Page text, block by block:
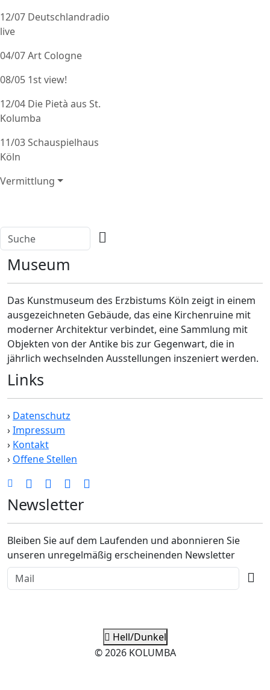
12/07 Deutschlandradio
live
04/07 Art Cologne
08/05 1st view!
12/04 Die Pietà aus St.
Kolumba
11/03 Schauspielhaus
Köln
Vermittlung
Museum
Das Kunstmuseum des Erzbistums Köln zeigt in einem
ausgezeichneten Gebäude, das eine Kirchenruine mit
moderner Architektur verbindet, eine Sammlung mit
Objekten von der Antike bis zur Gegenwart, die in
jährlich wechselnden Ausstellungen inszeniert werden.
Links
› Datenschutz
›Impressum
› Kontakt
› Offene Stellen
Newsletter
Bleiben Sie auf dem Laufenden und abonnieren Sie
unseren unregelmäßig erscheinenden Newsletter
Hell/Dunkel
© 2026 KOLUMBA